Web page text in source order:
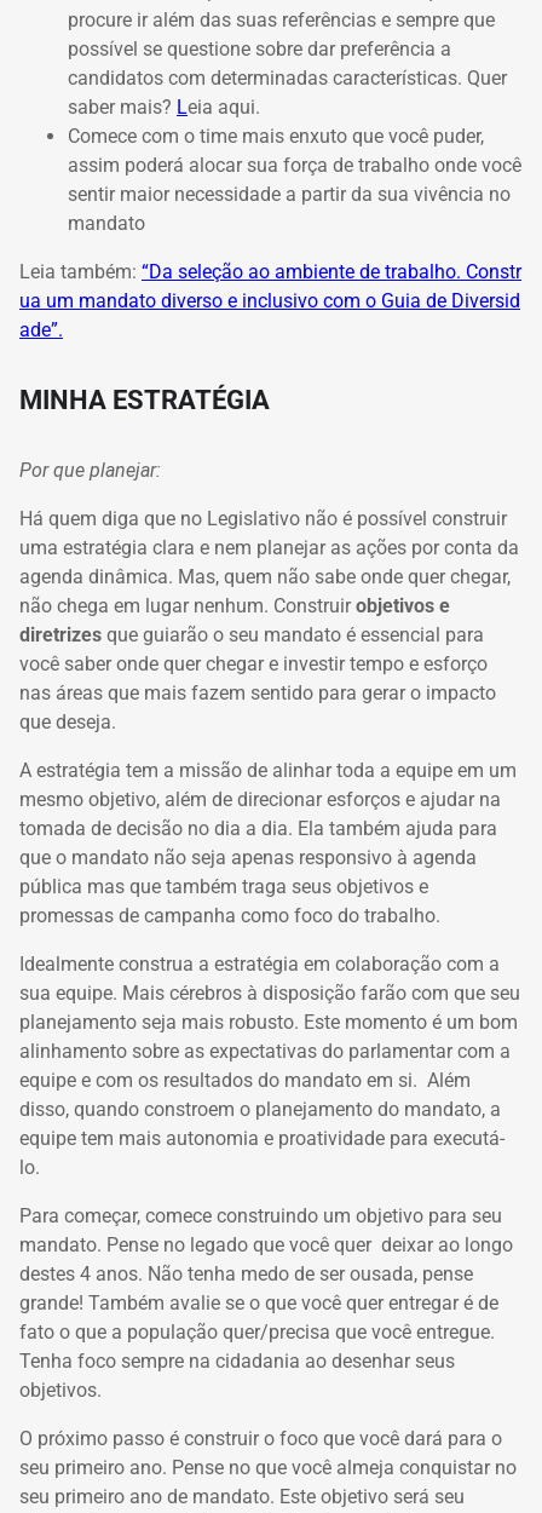
procure ir além das suas referências e sempre que
possível se questione sobre dar preferência a
candidatos com determinadas características. Quer
saber mais? Leia aqui.
Comece com o time mais enxuto que você puder,
assim poderá alocar sua força de trabalho onde você
sentir maior necessidade a partir da sua vivência no
mandato
Leia também: “Da seleção ao ambiente de trabalho. Constr
ua um mandato diverso e inclusivo com o Guia de Diversid
ade”.
MINHA ESTRATÉGIA
Por que planejar:
Há quem diga que no Legislativo não é possível construir
uma estratégia clara e nem planejar as ações por conta da
agenda dinâmica. Mas, quem não sabe onde quer chegar,
não chega em lugar nenhum. Construirobjetivos e
diretrizes que guiarão o seu mandato é essencial para
você saber onde quer chegar e investir tempo e esforço
nas áreas que mais fazem sentido para gerar o impacto
que deseja.
A estratégia tem a missão de alinhar toda a equipe em um
mesmo objetivo, além de direcionar esforços e ajudar na
tomada de decisão no dia a dia. Ela também ajuda para
que o mandato não seja apenas responsivo à agenda
pública mas que também traga seus objetivos e
promessas de campanha como foco do trabalho.
Idealmente construa a estratégia em colaboração com a
sua equipe. Mais cérebros à disposição farão com que seu
planejamento seja mais robusto. Este momento é um bom
alinhamento sobre as expectativas do parlamentar com a
equipe e com os resultados do mandato em si. Além
disso, quando constroem o planejamento do mandato, a
equipe tem mais autonomia e proatividade para executá-
lo.
Para começar, comece construindo um objetivo para seu
mandato. Pense no legado que você quer deixar ao longo
destes 4 anos. Não tenha medo de ser ousada, pense
grande! Também avalie se o que você quer entregar é de
fato o que a população quer/precisa que você entregue.
Tenha foco sempre na cidadania ao desenhar seus
objetivos.
O próximo passo é construir o foco que você dará para o
seu primeiro ano. Pense no que você almeja conquistar no
seu primeiro ano de mandato. Este objetivo será seu